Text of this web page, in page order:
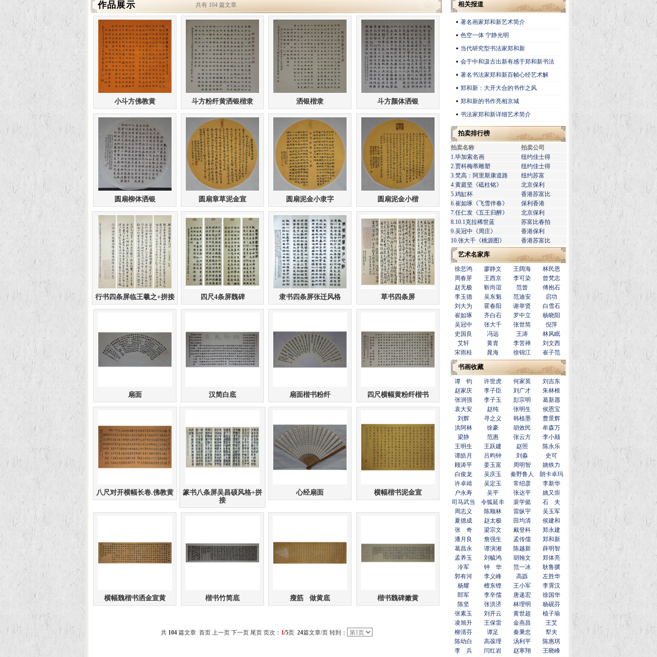
杯"二王"系列书法大赛专业组一等奖，浙江
省第二届全浙书展金牌奖，第四届全浙书展
铜牌奖，浙江省首届群星奖书法作品金奖，
浙江省第四届中青展银奖……书法作品在国
际国内大赛中获奖五十余次，硬笔书法获
国硬笔书法大赛金奖，全国第二届现代硬笔
需求及其价值观念》、《论书法学习的心理
障碍》、《中日现代书法之比较》、《论书
国第二次青年书学理论研讨会，浙江省第
《书法》、《书法欣赏》、《浙江省书法论
文选》《书法报》《书画艺术》等省级、国
家级杂志、报刊所选用，作品、肖像及传略
入编《国际当代书法墨迹大观》、《世界当
代书画篆刻家大辞典》、《世界当代著名书
画家真迹博览大典》、《中国硬笔书法家辞
典》、《中国硬笔书法史》等20多部大型辞
书，被《当代中国硬笔书坛概观》列为百名
著名硬笔书家之一。《艺术与收藏》、《中
国艺术》、《世界艺术之窗》、《书法导
报》《中华老字号》《艺术财富》，中央电
视台、南京电视台午间新闻、浙江电视台等
作了专题专访，作品多为国内外收藏家珍
藏。先后在山东，杭州，北京多地举办个人
书法展，2014年9月被中国国际广播电台评
为出访日本的书法家。其作品得到中国艺术
研究院院长“放在当今大师行列，一点也不
逊色”的高度评价。人评其书骨劲神清自高
雅，凌云健笔意纵横。风骨内敛，潇洒蕴
藏。以致高韵深情，坚质浩气兼备。洒脱奔
放，中和得体，气韵冲和。胸怀道义，又广
之以圣哲之学，微之于书之妙道。且博学广
识，积淀素养，而臻今日之书艺妙境。《郑
和新书法集》由上海书画出版社出版，全国
新华书店发行。《中国实力派名家十杰郑和
新书法集》由人民日报出版社出版发行。
《郑和新小楷无量寿经》《郑和新小楷金刚
经》由西泠印社出版社出版发行。《名家书
经典名篇丛帖。郑和新楷书千字文》由文史
出版社出版发行。《艺坛春秋系列之风云人
物欧阳中石。郑和新书法作品精选》由中国
文化传媒出版社出版发行。《经典碑帖笔法
临析大全.明宋克急就章》由安徽美术出版
社出版发行2014年被评为中国最具学术价值
和市场潜力的书法家。
作品展示 共有 104 篇文章
小斗方佛教黄 斗方粉纤黄洒银楷隶 洒银楷隶 斗方颜体洒银
圆扇柳体洒银 圆扇章草泥金宣 圆扇泥金小隶字 圆扇泥金小楷
行书四条屏临王羲之+拼接 四尺4条屏魏碑 隶书四条屏张迁风格 草书四条屏
扇面 汉简白底 扇面楷书粉纤 四尺横幅黄粉纤楷书
八尺对开横幅长卷.佛教黄
篆书八条屏吴昌硕风格+拼
接
心经扇面 横幅楷书泥金宣
横幅魏楷书洒金宣黄 楷书竹简底 瘦筋 做黄底 楷书魏碑嫩黄
共 104篇文章 首页 上一页 下一页 尾页页次： 1/5页 24篇文章/页 转到：
相关报道
著名画家郑和新艺术简介
色空一体 宁静光明
当代研究型书法家郑和新
会于中和汲古出新有感于郑和新书法
著名书法家郑和新百帧心经艺术解
郑和新：大开大合的书作之风
郑和新的书作亮相京城
书法家郑和新详细艺术简介
拍卖排行榜
拍卖名称
拍卖公司
1.毕加索名画
纽约佳士得
2.贾科梅蒂雕塑
纽约佳士得
3.梵高：阿里斯康道路
纽约苏富
4.黄庭坚《砥柱铭》
北京保利
5.鸡缸杯
香港苏富比
6.崔如琢《飞雪伴春》
保利香港
7.任仁发《五王归醉》
北京保利
8.10.1克拉稀世蓝
苏富比春拍
9.吴冠中《周庄》
香港保利
10.张大千《桃源图》
香港苏富比
艺术名家库
徐悲鸿 廖静文 王阔海
林民恩
周春芽
王西京 李可染
曾梵志
赵无极
靳尚谊 范曾
傅抱石
李玉德
吴东魁 范迪安
启功
刘大为
霍春阳 谢举贤
白雪石
崔如琢
齐白石 罗中立
杨晓阳
吴冠中
张大千 张世简
倪萍
史国良
冯远 王涛
林风眠
艾轩
黄胄 李苦禅
刘文西
宋雨桂
晁海 徐锦江 崔子范
书画收藏
谭 钧 许世虎 何家英
刘吉东
赵家庆
李子臣 刘广才
朱林根
张润强
李子玉 彭宗明
葛新愿
袁大安
赵纯 张明生
侯恩宝
刘辉
寻之义 韩植墨
曹景辉
洪阿林
徐豪 胡效民
牟森万
梁静
范惠 张云方
李小颠
王明生
王跃建 赵照
陈永乐
谭皓月
吕昀钟 刘淼
史可
顾涛平
姜玉富 周明智
姚铁力
白俊龙
吴庆玉 秦野鲁人
朗卡卓玛
许卓靖
吴定玉 常绍彦
李新华
户永寿
吴平 张达平
姚又崇
司马武当
令狐延丰 裴学懿
石 夫
周志义
陈顺林 雷纵宇
吴玉军
夏德成
赵太极 田均清
侯建和
张 奇
梁宗文 戴登科
郑永建
潘月良
詹强生 孟传儒
郑和新
葛昌永
谭演湘 陈越新
薛明智
孟养玉
刘毓鸿 胡翰文
郑体亮
冷军
钟 华 范一冰
耿鲁骥
郭有河
李义峰 高跞
左胜华
杨耀
檀东铿 王小军
李霄汉
郎军
李辛儒 唐递宏
徐国华
陈坚
张洪济 林理明
杨砚芬
张素玉
刘开云 黄世超
植子瑜
凌旭升
王保雷 金燕昌
王艾
柳清芬
谭足 秦秉忠
犁夫
陈幼白
高葆理 汤利平
陈惠琪
李 兵
闫红岩 赵寒翔 王晓峰